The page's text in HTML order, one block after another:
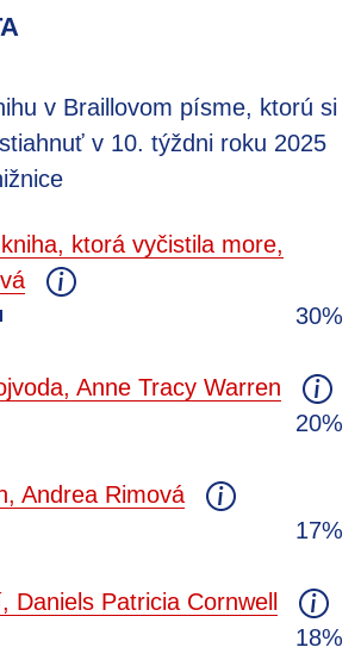
v Braillovom písme, ktorú si
v 10. týždni roku 2025
ktorá vyčistila more,
30%
Anne Tracy Warren
20%
Andrea Rimová
17%
Daniels Patricia Cornwell
18%